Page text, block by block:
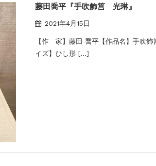
藤田喬平『手吹飾筥 光琳』
2021年4月15日
【作 家】藤田 喬平【作品名】手吹
イズ】ひし形 […]